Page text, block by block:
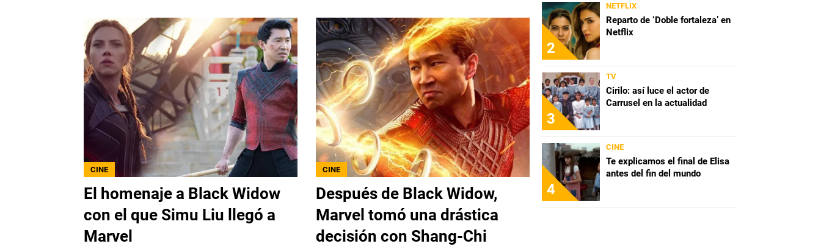
CINE
El homenaje a Black Widow
con el que Simu Liu llegó a
Marvel
CINE
Después de Black Widow,
Marvel tomó una drástica
decisión con Shang-Chi
2
NETFLIX
Reparto de ‘Doble fortaleza’ en
Netflix
3
TV
Cirilo: así luce el actor de
Carrusel en la actualidad
4
CINE
Te explicamos el final de Elisa
antes del fin del mundo